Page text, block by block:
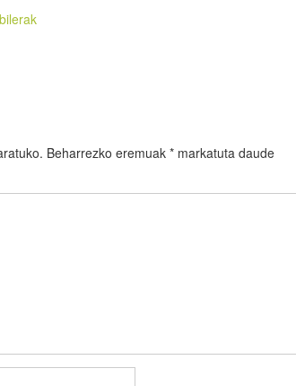
Beharrezko eremuak * markatuta daude